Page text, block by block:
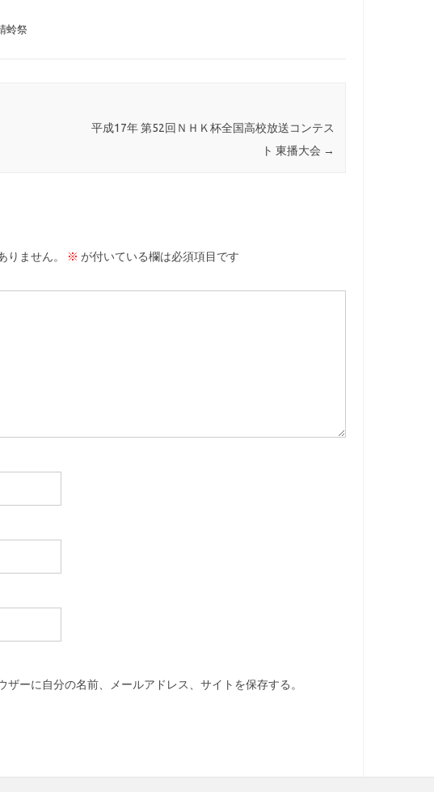
蛉祭
平成17年 第52回ＮＨＫ杯全国高校放送コンテス
ト 東播大会 →
りません。 ※ が付いている欄は必須項目です
ーに自分の名前、メールアドレス、サイトを保存する。